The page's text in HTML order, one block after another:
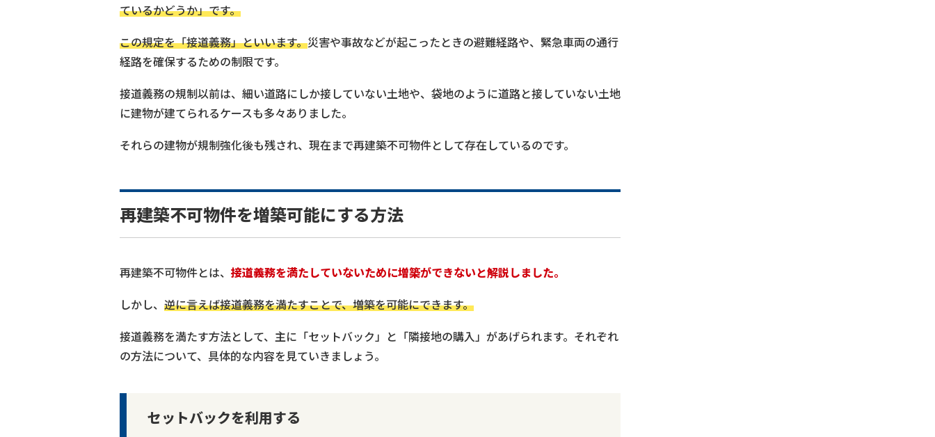
ているかどうか」です。
この規定を「接道義務」といいます。災害や事故などが起こったときの避難経路や、緊急車両の通行
経路を確保するための制限です。
接道義務の規制以前は、細い道路にしか接していない土地や、袋地のように道路と接していない土地
に建物が建てられるケースも多々ありました。
それらの建物が規制強化後も残され、現在まで再建築不可物件として存在しているのです。
再建築不可物件を増築可能にする方法
再建築不可物件とは、 接道義務を満たしていないために増築ができないと解説しました。
しかし、 逆に言えば接道義務を満たすことで、増築を可能にできます。
接道義務を満たす方法として、主に「セットバック」と「隣接地の購入」があげられます。それぞれ
の方法について、具体的な内容を見ていきましょう。
セットバックを利用する